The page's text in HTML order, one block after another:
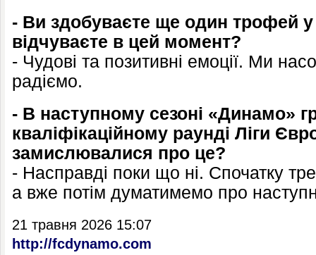
- Ви здобуваєте ще один трофей
відчуваєте в цей момент?
- Чудові та позитивні емоції. Ми
радіємо.
- В наступному сезоні «Динамо»
кваліфікаційному раунді Ліги
замислювалися про це?
- Насправді поки що ні. Спочатку
а вже потім думатимемо про
21 травня 2026 15:07
http://fcdynamo.com